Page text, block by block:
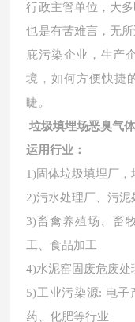
行政主管单位，大
也是有苦难言，无
庇污染企业，生产
境，如何方便快捷
睫。
垃圾填埋场恶臭气
运用行业：
1)固体垃圾填埋厂
2)污水处理厂、污泥
3)畜禽养殖场、畜
工、食品加工
4)水泥窑固废危废处
5)工业污染源: 电子
药、化肥等行业